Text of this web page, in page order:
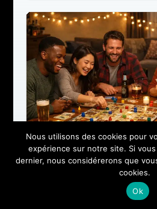
Comment
jeux entre amis
Nous utilisons des cookies pour
expérience sur notre site. Si
dernier, nous considérerons que
cookies.
Ok